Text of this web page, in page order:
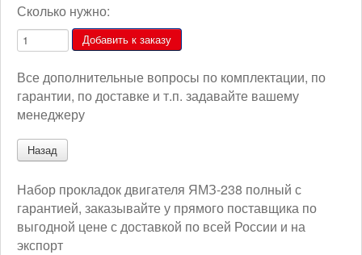
Сколько нужно:
Все дополнительные вопросы по комплектации, по
гарантии, по доставке и т.п. задавайте вашему
менеджеру
Набор прокладок двигателя ЯМЗ-238 полный с
гарантией, заказывайте у прямого поставщика по
выгодной цене с доставкой по всей России и на
экспорт